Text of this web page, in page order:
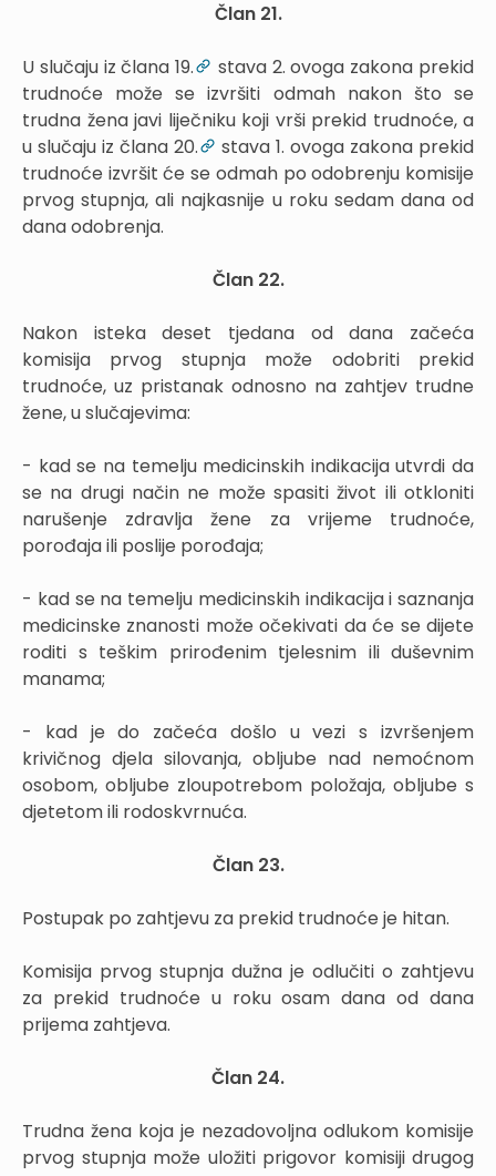
Član 21.
U slučaju iz člana 19.
stava 2. ovoga zakona prekid
trudnoće može se izvršiti odmah nakon što se
trudna žena javi liječniku koji vrši prekid trudnoće, a
u slučaju iz člana 20.
stava 1. ovoga zakona prekid
trudnoće izvršit će se odmah po odobrenju komisije
prvog stupnja, ali najkasnije u roku sedam dana od
dana odobrenja.
Član 22.
Nakon isteka deset tjedana od dana začeća
komisija prvog stupnja može odobriti prekid
trudnoće, uz pristanak odnosno na zahtjev trudne
žene, u slučajevima:
- kad se na temelju medicinskih indikacija utvrdi da
se na drugi način ne može spasiti život ili otkloniti
narušenje zdravlja žene za vrijeme trudnoće,
porođaja ili poslije porođaja;
- kad se na temelju medicinskih indikacija i saznanja
medicinske znanosti može očekivati da će se dijete
roditi s teškim prirođenim tjelesnim ili duševnim
manama;
- kad je do začeća došlo u vezi s izvršenjem
krivičnog djela silovanja, obljube nad nemoćnom
osobom, obljube zloupotrebom položaja, obljube s
djetetom ili rodoskvrnuća.
Član 23.
Postupak po zahtjevu za prekid trudnoće je hitan.
Komisija prvog stupnja dužna je odlučiti o zahtjevu
za prekid trudnoće u roku osam dana od dana
prijema zahtjeva.
Član 24.
Trudna žena koja je nezadovoljna odlukom komisije
prvog stupnja može uložiti prigovor komisiji drugog